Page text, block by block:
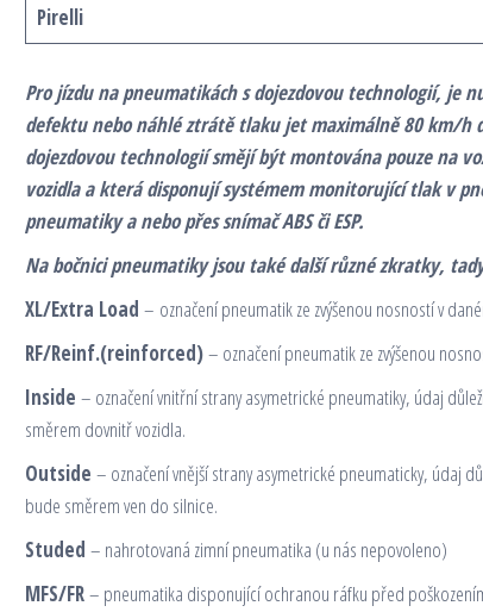
Pirelli
Pro jízdu na pneumatikách s dojezdovou technologií, je
defektu nebo náhlé ztrátě tlaku jet maximálně 80 km/h
dojezdovou technologií smějí být montována pouze na
vozidla a která disponují systémem monitorující tlak v
pneumatiky a nebo přes snímač ABS či ESP.
Na bočnici pneumatiky jsou také další různé zkratky,
XL/Extra Load – označení pneumatik ze zvýšenou nosností v
RF/Reinf.(reinforced)– označení pneumatik ze zvýšenou
Inside – označení vnitřní strany asymetrické pneumatiky, údaj
směrem dovnitř vozidla.
Outside – označení vnější strany asymetrické pneumaticky, údaj
bude směrem ven do silnice.
Studed – nahrotovaná zimní pneumatika (u nás nepovoleno)
MFS/FR– pneumatika disponující ochranou ráfku před